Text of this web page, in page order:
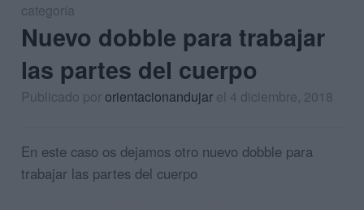
categoría
Nuevo dobble para trabajar
las partes del cuerpo
Publicado pororientacionandujar el 4 diciembre, 2018
En este caso os dejamos otro nuevo dobble para
trabajar las partes del cuerpo